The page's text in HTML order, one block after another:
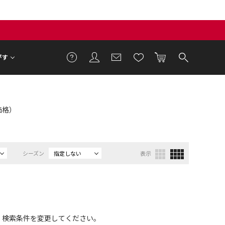
す
）
シーズン 指定しない 表示
索条件を変更してください。